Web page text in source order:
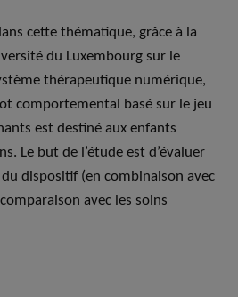
cette thématique, grâce à la
du Luxembourg sur le
thérapeutique numérique,
comportemental basé sur le jeu
est destiné aux enfants
Le but de l’étude est d’évaluer
dispositif (en combinaison avec
avec les soins